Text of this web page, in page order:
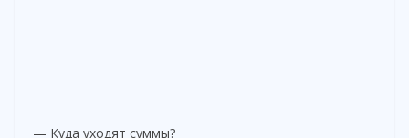
— Куда уходят суммы?